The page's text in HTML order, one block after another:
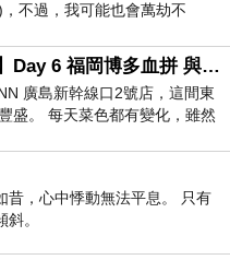
不過，我可能也會萬劫不
是被判了花心的罪
【2026-6廣島】Day 6 福岡博多血拼 與機場接送少年司機深夜對談
廣島新幹線口2號店，這間東
盛。 每天菜色都有變化，雖然
理包加熱，但
昔，心中悸動無法平息。 只有
。